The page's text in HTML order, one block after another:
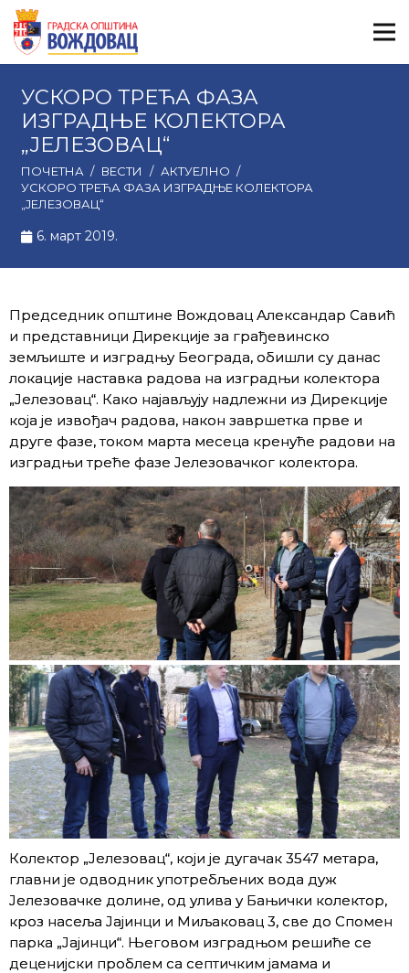
УСКОРО ТРЕЋА ФАЗА
ИЗГРАДЊЕ КОЛЕКТОРА
„ЈЕЛЕЗОВАЦ“
ПОЧЕТНА / ВЕСТИ / АКТУЕЛНО /
УСКОРО ТРЕЋА ФАЗА ИЗГРАДЊЕ КОЛЕКТОРА
„ЈЕЛЕЗОВАЦ“
6. март 2019.
Председник општине Вождовац Александар Савић
и представници Дирекције за грађевинско
земљиште и изградњу Београда, обишли су данас
локације наставка радова на изградњи колектора
„Јелезовац“. Како најављују надлежни из Дирекције
којa је извођач радова, након завршетка прве и
друге фазе, током марта месеца кренуће радови на
изградњи треће фазе Јелезовачког колектора.
Колектор „Јелезовац“, који је дугачак 3547 метара,
главни је одводник употребљених вода дуж
Јелезовачке долине, од улива у Бањички колектор,
кроз насеља Јајинци и Миљаковац 3, све до Спомен
парка „Јајинци“. Његовом изградњом решиће се
деценијски проблем са септичким јамама и